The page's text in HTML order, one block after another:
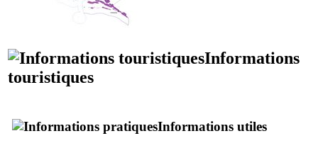
Informations
touristiques
Informations utiles